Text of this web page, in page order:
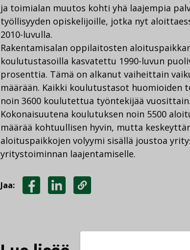
ja toimialan muutos kohti yhä laajempia
työllisyyden opiskelijoille, jotka nyt
2010-luvulla.
Rakentamisalan oppilaitosten
koulutustasoilla kasvatettu 1990-luvun
prosenttia. Tämä on alkanut vaiheittain
määrään. Kaikki koulutustasot huomioiden
noin 3600 koulutettua työntekijää vuosittain.
Kokonaisuutena koulutuksen noin 5500
määrää kohtuullisen hyvin, mutta
aloituspaikkojen volyymi sisällä joustoa
yritystoiminnan laajentamiselle.
Jaa: